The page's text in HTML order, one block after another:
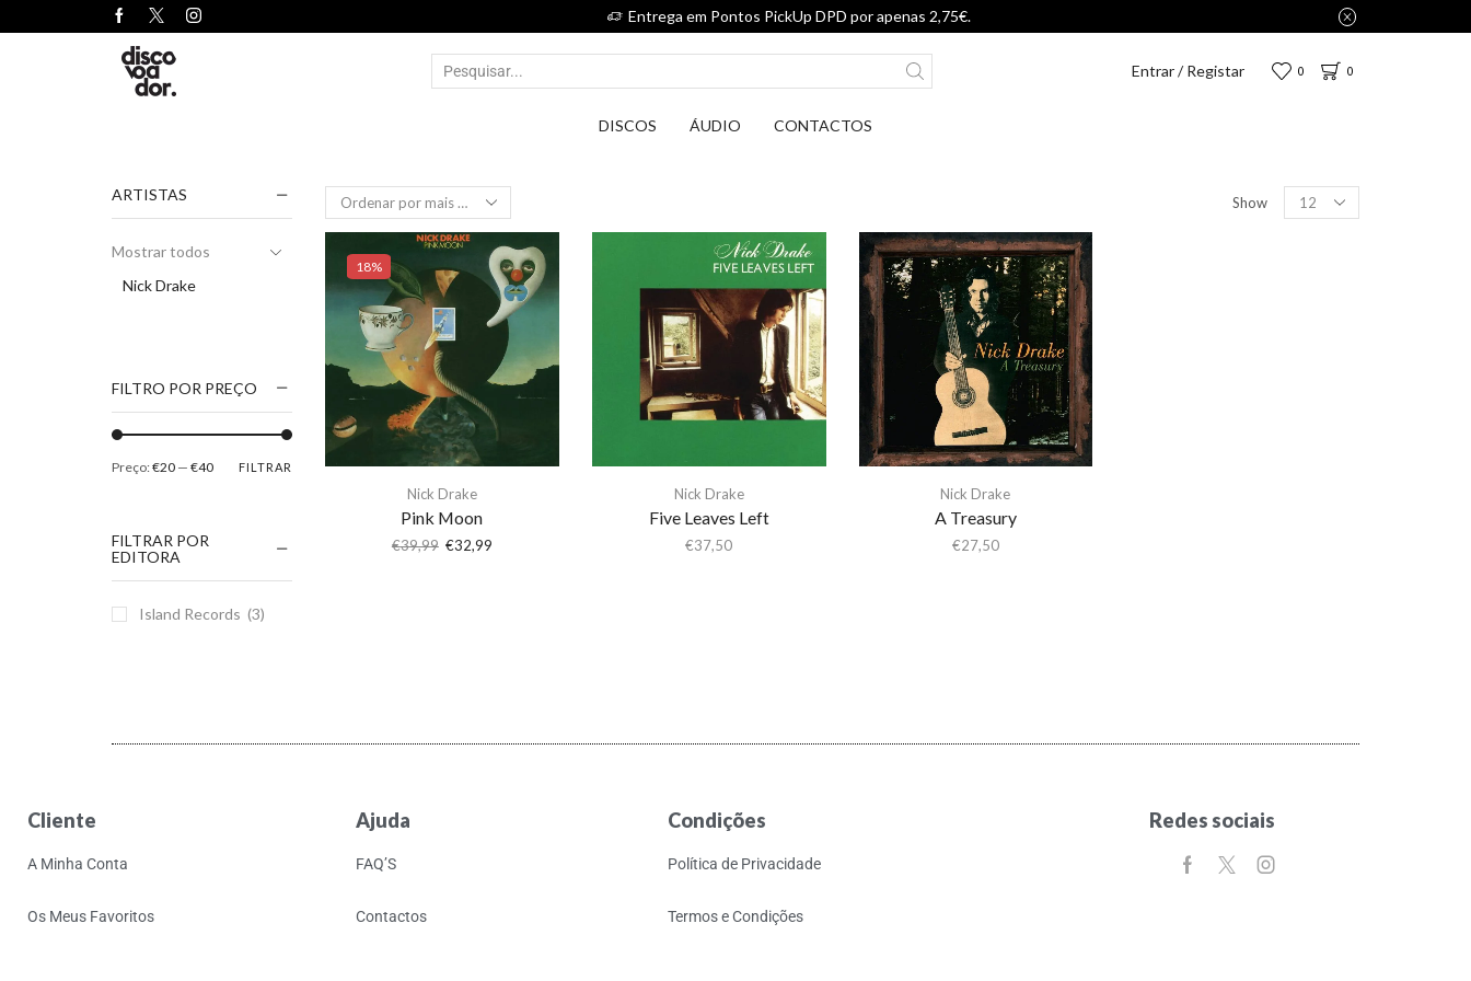
Entrega em Pontos PickUp DPD por apenas 2,75€.
Entrar / Registar 0 0
DISCOS ÁUDIO CONTACTOS
Show
18%
Nick Drake
Pink Moon
€39,99 €32,99
Nick Drake
Five Leaves Left
€37,50
Nick Drake
A Treasury
€27,50
ARTISTAS
Mostrar todos
Nick Drake
FILTRO POR PREÇO
FILTRAR
Preço:€20 — €40
FILTRAR POR
EDITORA
Island Records (3)
Cliente
A Minha Conta
Os Meus Favoritos
Ajuda
FAQ’S
Contactos
Condições
Política de Privacidade
Termos e Condições
Redes sociais